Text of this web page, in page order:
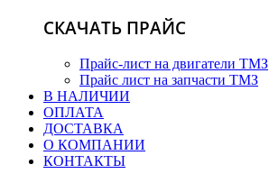
СКАЧАТЬ ПРАЙС
Прайс-лист на двигатели ТМЗ
Прайс лист на запчасти ТМЗ
В НАЛИЧИИ
ОПЛАТА
ДОСТАВКА
О КОМПАНИИ
КОНТАКТЫ